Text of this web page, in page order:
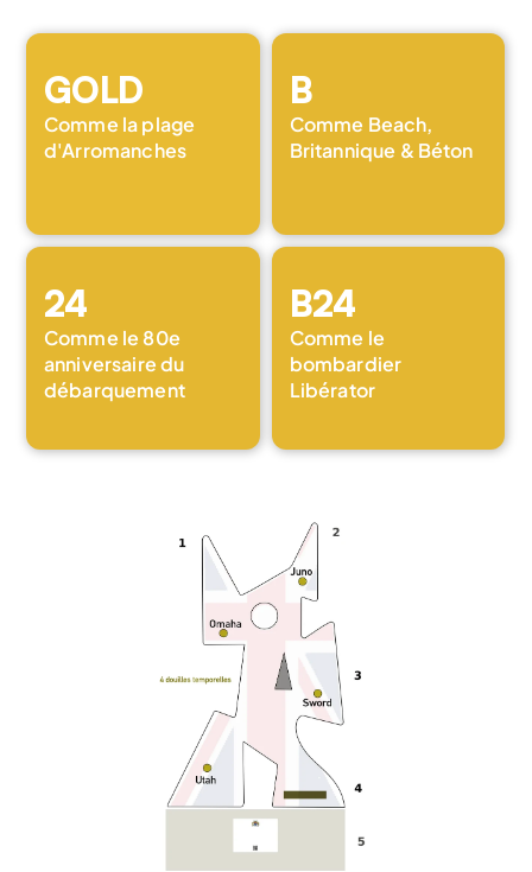
GOLD
Comme la plage
d'Arromanches
B
Comme Beach,
Britannique & Béton
24
Comme le 80e
anniversaire du
débarquement
B24
Comme le
bombardier
Libérator